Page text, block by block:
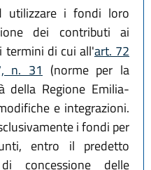
utilizzare i fondi loro
dei contributi ai
termini di cui all'art. 72
n. 31 (norme per la
della Regione Emilia-
e integrazioni.
i fondi per
entro il predetto
concessione delle